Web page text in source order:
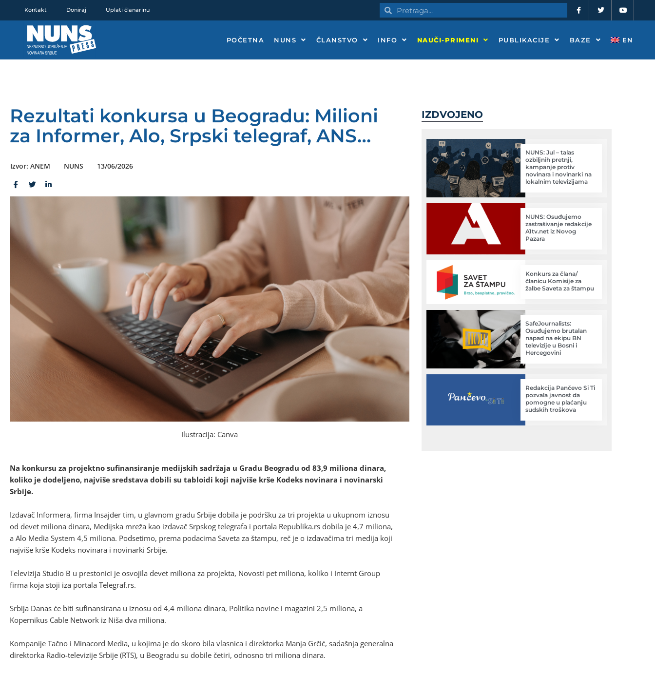
Kontakt Doniraj Uplati članarinu PretragaPretraga a
c
e
o
o
-
w
t
e
o
t
b
e
POČETNA NUNS ČLANSTVO INFO NAUČI-PRIMENI PUBLIKACIJE BAZE EN
Rezultati konkursa u Beogradu: Milioni
za Informer, Alo, Srpski telegraf, ANS…
Izvor: ANEM NUNS 13/06/2026
Ilustracija: Canva
Na konkursu za projektno sufinansiranje medijskih sadržaja u Gradu Beogradu od 83,9 miliona dinara,
koliko je dodeljeno, najviše sredstava dobili su tabloidi koji najviše krše Kodeks novinara i novinarski
Srbije.
Izdavač Informera, firma Insajder tim, u glavnom gradu Srbije dobila je podršku za tri projekta u ukupnom iznosu
od devet miliona dinara, Medijska mreža kao izdavač Srpskog telegrafa i portala Republika.rs dobila je 4,7 miliona,
a Alo Media System 4,5 miliona. Podsetimo, prema podacima Saveta za štampu, reč je o izdavačima tri medija koji
najviše krše Kodeks novinara i novinarki Srbije.
Televizija Studio B u prestonici je osvojila devet miliona za projekta, Novosti pet miliona, koliko i Internt Group
firma koja stoji iza portala Telegraf.rs.
Srbija Danas će biti sufinansirana u iznosu od 4,4 miliona dinara, Politika novine i magazini 2,5 miliona, a
Kopernikus Cable Network iz Niša dva miliona.
Kompanije Tačno i Minacord Media, u kojima je do skoro bila vlasnica i direktorka Manja Grčić, sadašnja generalna
direktorka Radio-televizije Srbije (RTS), u Beogradu su dobile četiri, odnosno tri miliona dinara.
IZDVOJENO
NUNS: Jul – talas
ozbiljnih pretnji,
kampanje protiv
novinara i novinarki na
lokalnim televizijama
NUNS: Osuđujemo
zastrašivanje redakcije
A1tv.net iz Novog
Pazara
Konkurs za člana/
članicu Komisije za
žalbe Saveta za štampu
SafeJournalists:
Osuđujemo brutalan
napad na ekipu BN
televizije u Bosni i
Hercegovini
Redakcija Pančevo Si Ti
pozvala javnost da
pomogne u plaćanju
sudskih troškova